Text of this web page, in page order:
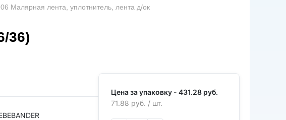
Малярная лента, уплотнитель, лента д/ок
36)
Цена за упаковку - 431.28 руб.
71.88 руб. / шт.